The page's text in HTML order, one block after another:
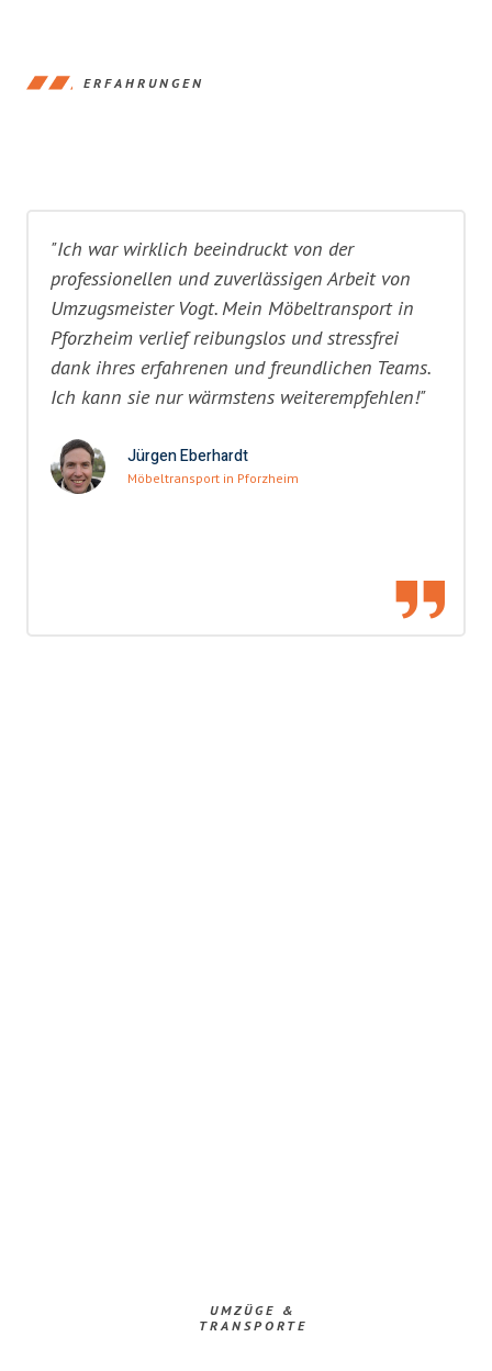
ERFAHRUNGEN
"Ich war wirklich beeindruckt von der
professionellen und zuverlässigen Arbeit von
Umzugsmeister Vogt. Mein Möbeltransport in
Pforzheim verlief reibungslos und stressfrei
dank ihres erfahrenen und freundlichen Teams.
Ich kann sie nur wärmstens weiterempfehlen!"
Jürgen Eberhardt
Möbeltransport in Pforzheim
UMZÜGE &
TRANSPORTE